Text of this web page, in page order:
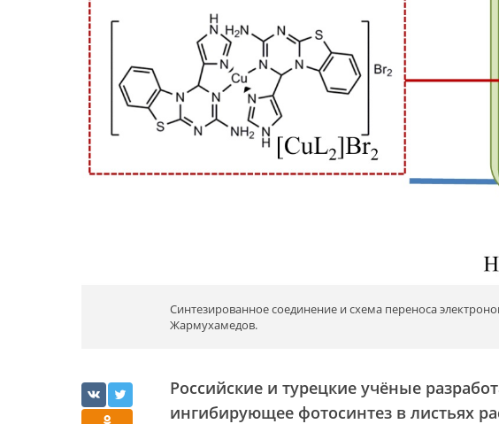
Синтезированное соединение и схема переноса
Жармухамедов.
Российские и турецкие учёные
ингибирующее фотосинтез в листьях